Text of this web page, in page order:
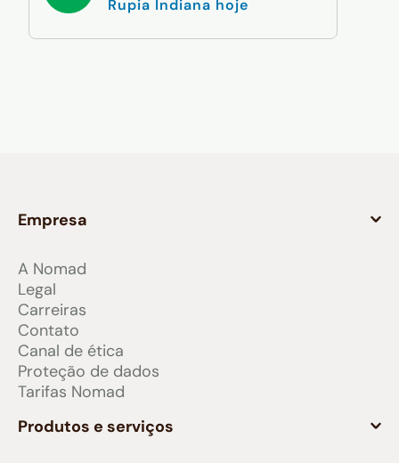
Rupia Indiana hoje
Empresa
A Nomad
Legal
Carreiras
Contato
Canal de ética
Proteção de dados
Tarifas Nomad
Produtos e serviços